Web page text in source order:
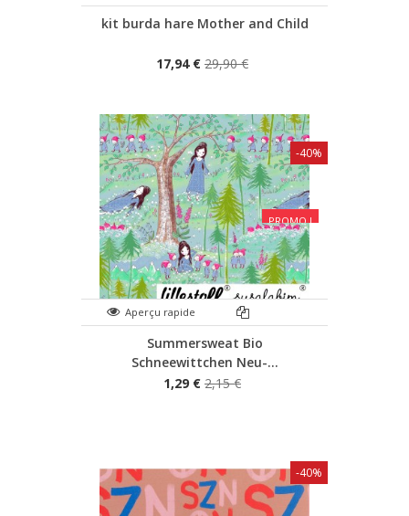
kit burda hare Mother and Child
17,94 € 29,90 €
PROMO !
Aperçu rapide
Summersweat Bio
Schneewittchen Neu-...
1,29 € 2,15 €
-40%
-40%